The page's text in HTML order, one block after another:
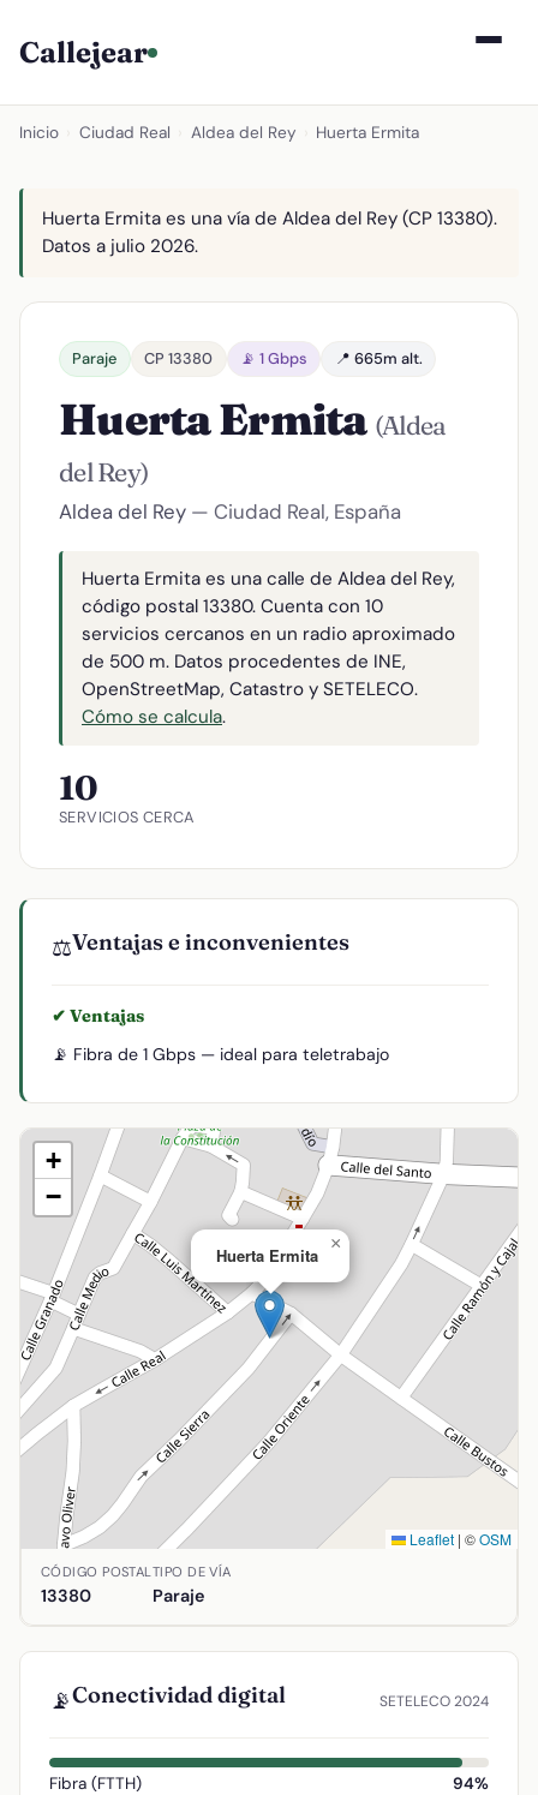
Callejear
Inicio Ciudad Real Aldea del Rey Huerta Ermita
Huerta Ermita es una vía de Aldea del Rey (CP 13380).
Datos a julio 2026.
Paraje CP 13380 📡 1 Gbps 📍 665m alt.
Huerta Ermita (Aldea
del Rey)
Aldea del Rey — Ciudad Real, España
Huerta Ermita es una calle de Aldea del Rey,
código postal 13380. Cuenta con 10
servicios cercanos en un radio aproximado
de 500 m. Datos procedentes de INE,
OpenStreetMap, Catastro y SETELECO.
Cómo se calcula.
10
SERVICIOS CERCA
⚖️Ventajas e inconvenientes
✔ Ventajas
📡 Fibra de 1 Gbps — ideal para teletrabajo
Huerta Ermita
×
+
−
Leaflet | ©OSM
Ubicación de Huerta Ermita en Aldea del Rey, Ciudad
CÓDIGO POSTAL
13380
TIPO DE VÍA
Paraje
📡Conectividad digital SETELECO 2024
Fibra (FTTH)
94%